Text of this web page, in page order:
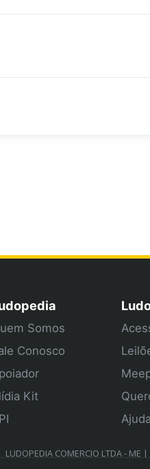
Somos
Conosco
Kit
Ajuda
LUDOPEDIA COMERCIO LTDA -